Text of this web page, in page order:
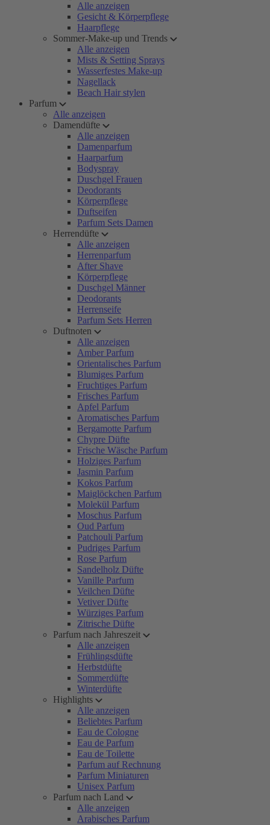
Alle anzeigen
Gesicht & Körperpflege
Haarpflege
Sommer-Make-up und Trends
Alle anzeigen
Mists & Setting Sprays
Wasserfestes Make-up
Nagellack
Beach Hair stylen
Parfum
Alle anzeigen
Damendüfte
Alle anzeigen
Damenparfum
Haarparfum
Bodyspray
Duschgel Frauen
Deodorants
Körperpflege
Duftseifen
Parfum Sets Damen
Herrendüfte
Alle anzeigen
Herrenparfum
After Shave
Körperpflege
Duschgel Männer
Deodorants
Herrenseife
Parfum Sets Herren
Duftnoten
Alle anzeigen
Amber Parfum
Orientalisches Parfum
Blumiges Parfum
Fruchtiges Parfum
Frisches Parfum
Apfel Parfum
Aromatisches Parfum
Bergamotte Parfum
Chypre Düfte
Frische Wäsche Parfum
Holziges Parfum
Jasmin Parfum
Kokos Parfum
Maiglöckchen Parfum
Molekül Parfum
Moschus Parfum
Oud Parfum
Patchouli Parfum
Pudriges Parfum
Rose Parfum
Sandelholz Düfte
Vanille Parfum
Veilchen Düfte
Vetiver Düfte
Würziges Parfum
Zitrische Düfte
Parfum nach Jahreszeit
Alle anzeigen
Frühlingsdüfte
Herbstdüfte
Sommerdüfte
Winterdüfte
Highlights
Alle anzeigen
Beliebtes Parfum
Eau de Cologne
Eau de Parfum
Eau de Toilette
Parfum auf Rechnung
Parfum Miniaturen
Unisex Parfum
Parfum nach Land
Alle anzeigen
Arabisches Parfum